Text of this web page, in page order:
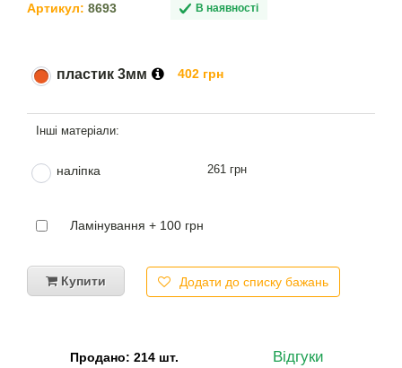
Артикул: 8693 В наявності
пластик 3мм 402 грн
наліпка 261 грн
Ламінування + 100 грн
Купити Додати до списку бажань
Продано: 214 шт. Відгуки